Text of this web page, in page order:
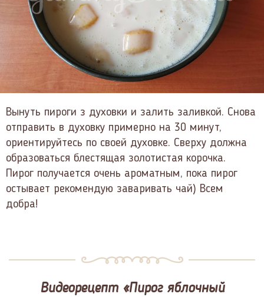
Вынуть пироги з духовки и залить заливкой. Снова
отправить в духовку примерно на 30 минут,
ориентируйтесь по своей духовке. Сверху должна
образоваться блестящая золотистая корочка.
Пирог получается очень ароматным, пока пирог
остывает рекомендую заваривать чай) Всем
добра!
Видеорецепт «Пирог яблочный